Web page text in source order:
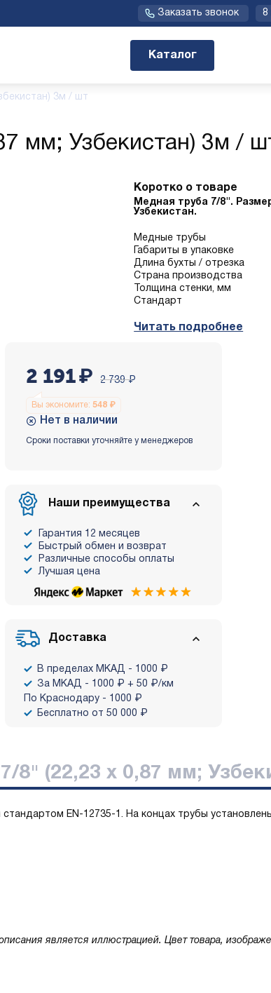
Заказать звонок 8
Каталог
3м / шт
мм; Узбекистан) 3м /
Коротко о товаре
Медная труба 7/8".
Узбекистан.
Медные трубы
Габариты в упаковке
Длина бухты / отрезка
Страна производства
Толщина стенки, мм
Стандарт
Читать подробнее
2 191₽ 2 739 ₽
Вы экономите: 548 ₽
Нет в наличии
Сроки поставки уточняйте у менеджеров
Наши преимущества
Гарантия 12 месяцев
Быстрый обмен и возврат
Различные способы оплаты
Лучшая цена
Доставка
В пределах МКАД - 1000 ₽
За МКАД - 1000 ₽ + 50 ₽/км
По Краснодару - 1000 ₽
Бесплатно от 50 000 ₽
8" (22,23 х 0,87 мм;
EN-12735-1. На концах трубы
является иллюстрацией. Цвет товара,